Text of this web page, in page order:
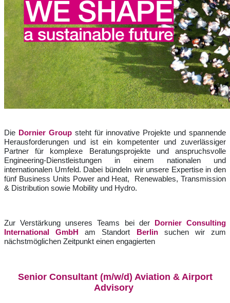
Die Dornier Groupsteht für innovative Projekte und spannende
Herausforderungen und ist ein kompetenter und zuverlässiger
Partner für komplexe Beratungsprojekte und anspruchsvolle
Engineering-Dienstleistungen in einem nationalen und
internationalen Umfeld. Dabei bündeln wir unsere Expertise in den
fünf Business Units Power and Heat, Renewables, Transmission
& Distribution sowie Mobility und Hydro.
Zur Verstärkung unseres Teams bei der
Dornier Consulting
International GmbHam Standort Berlin
suchen wir zum
nächstmöglichen Zeitpunkt einen engagierten
Senior Consultant (m/w/d) Aviation & Airport
Advisory